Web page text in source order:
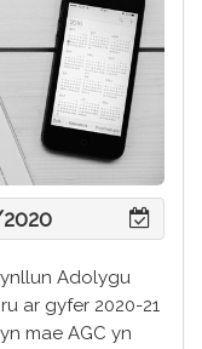
Adolygu
ar gyfer 2020-21
mae AGC yn